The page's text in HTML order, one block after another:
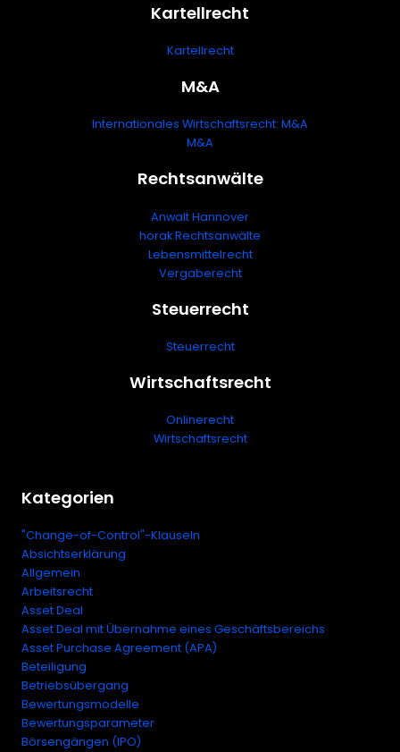
Kartellrecht
Kartellrecht
M&A
Internationales Wirtschaftsrecht: M&A
M&A
Rechtsanwälte
Anwalt Hannover
horak Rechtsanwälte
Lebensmittelrecht
Vergaberecht
Steuerrecht
Steuerrecht
Wirtschaftsrecht
Onlinerecht
Wirtschaftsrecht
Kategorien
"Change-of-Control"-Klauseln
Absichtserklärung
Allgemein
Arbeitsrecht
Asset Deal
Asset Deal mit Übernahme eines Geschäftsbereichs
Asset Purchase Agreement (APA)
Beteiligung
Betriebsübergang
Bewertungsmodelle
Bewertungsparameter
Börsengängen (IPO)